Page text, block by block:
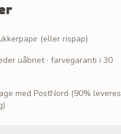
(eller rispap)
uåbnet · farvegaranti i 30
med PostNord (90% leveres